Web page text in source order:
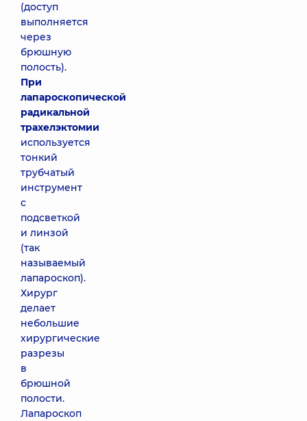
(доступ
выполняется
через
брюшную
полость).
При
лапароскопической
радикальной
трахелэктомии
используется
тонкий
трубчатый
инструмент
с
подсветкой
и линзой
(так
называемый
лапароскоп).
Хирург
делает
небольшие
хирургические
разрезы
в
брюшной
полости.
Лапароскоп